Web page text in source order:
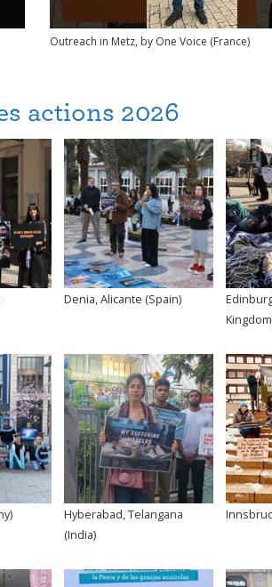
Outreach in Metz, by One Voice (France)
actions 2026
Denia, Alicante (Spain)
Hyberabad, Telangana
(India)